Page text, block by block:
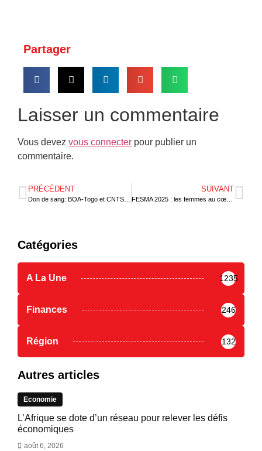
Partager
Laisser un commentaire
Vous devez vous connecter pour publier un
commentaire.
PRÉCÉDENT SUIVANT
FESMA 2025 : les femmes au cœur de l’agriculture et de la gastronomie togolaise
Catégories
A La Une 1235
Finances 246
Région 132
Autres articles
Economie
L’Afrique se dote d’un réseau pour relever les défis
économiques
août 6, 2026